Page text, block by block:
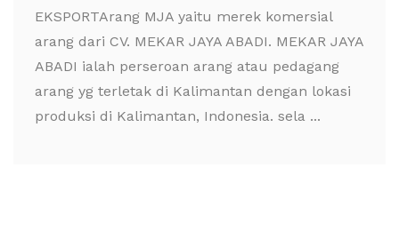
EKSPORTArang MJA yaitu merek komersial
arang dari CV. MEKAR JAYA ABADI. MEKAR JAYA
ABADI ialah perseroan arang atau pedagang
arang yg terletak di Kalimantan dengan lokasi
produksi di Kalimantan, Indonesia. sela ...